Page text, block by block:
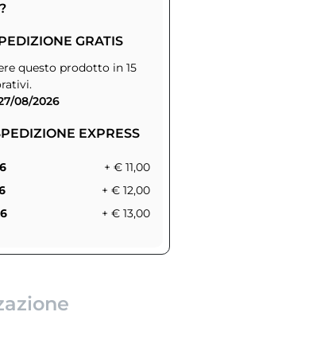
GRATIS
questo prodotto in 15
08/2026
EXPRESS
+ € 11,00
+ € 12,00
+ € 13,00